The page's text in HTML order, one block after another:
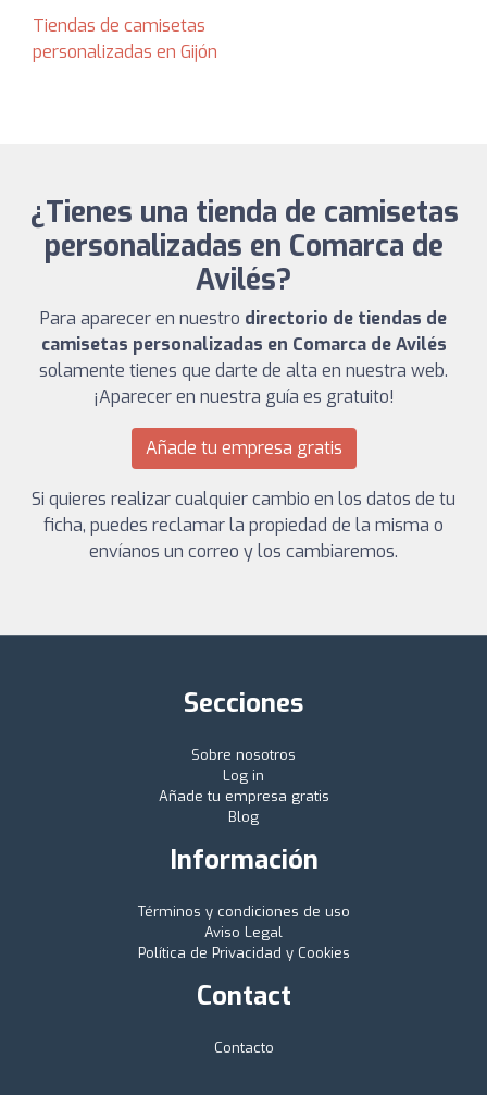
Tiendas de camisetas
personalizadas en Gijón
¿Tienes una tienda de camisetas
personalizadas en Comarca de
Avilés?
Para aparecer en nuestro directorio de tiendas de
camisetas personalizadas en Comarca de Avilés
solamente tienes que darte de alta en nuestra web.
¡Aparecer en nuestra guía es gratuito!
Añade tu empresa gratis
Si quieres realizar cualquier cambio en los datos de tu
ficha, puedes reclamar la propiedad de la misma o
envíanos un correo y los cambiaremos.
Secciones
Sobre nosotros
Log in
Añade tu empresa gratis
Blog
Información
Términos y condiciones de uso
Aviso Legal
Política de Privacidad y Cookies
Contact
Contacto